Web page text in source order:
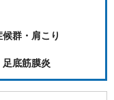
群・肩こり
底筋膜炎